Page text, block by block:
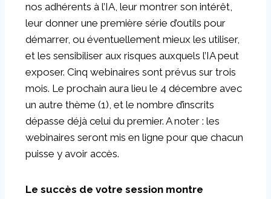
nos adhérents à l’IA, leur montrer son intérêt,
leur donner une première série d’outils pour
démarrer, ou éventuellement mieux les utiliser,
et les sensibiliser aux risques auxquels l’IA peut
exposer. Cinq webinaires sont prévus sur trois
mois. Le prochain aura lieu le 4 décembre avec
un autre thème (1), et le nombre d’inscrits
dépasse déjà celui du premier. A noter : les
webinaires seront mis en ligne pour que chacun
puisse y avoir accès.
Le succès de votre session montre